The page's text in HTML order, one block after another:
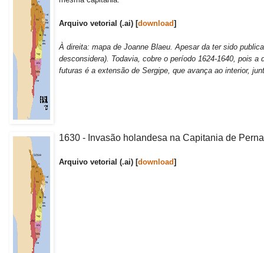
Arquivo vetorial (.ai) [download]
À direita: mapa de Joanne Blaeu. Apesar da ter sido
desconsidera). Todavia, cobre o período 1624-1640, pois
futuras é a extensão de Sergipe, que avança ao interior,
1630 - Invasão holandesa na Capitania de
Arquivo vetorial (.ai) [download]